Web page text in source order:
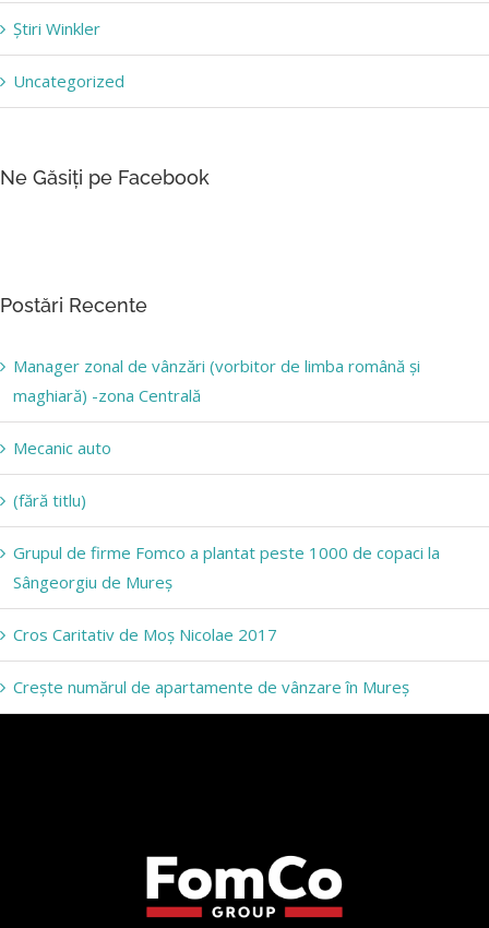
Știri Winkler
Uncategorized
Ne Găsiți pe Facebook
Postări Recente
Manager zonal de vânzări (vorbitor de limba română și
maghiară) -zona Centrală
Mecanic auto
(fără titlu)
Grupul de firme Fomco a plantat peste 1000 de copaci la
Sângeorgiu de Mureș
Cros Caritativ de Moș Nicolae 2017
Crește numărul de apartamente de vânzare în Mureș